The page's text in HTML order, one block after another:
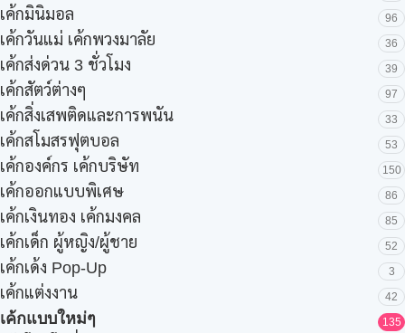
เค้กมินิมอล 96
เค้กวันแม่ เค้กพวงมาลัย 36
เค้กส่งด่วน 3 ชั่วโมง 39
เค้กสัตว์ต่างๆ 97
เค้กสิ่งเสพติดและการพนัน 33
เค้กสโมสรฟุตบอล 53
เค้กองค์กร เค้กบริษัท 150
เค้กออกแบบพิเศษ 86
เค้กเงินทอง เค้กมงคล 85
เค้กเด็ก ผู้หญิง/ผู้ชาย 52
เค้กเด้ง Pop-Up 3
เค้กแต่งงาน 42
เค้กแบบใหม่ๆ 135